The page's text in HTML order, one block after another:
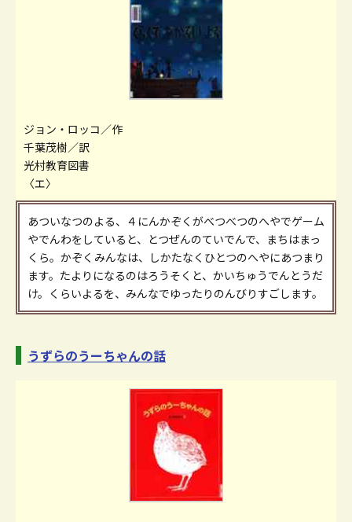
ジョン・ロッコ／作
千葉茂樹／訳
光村教育図書
〈エ〉
あついなつのよる、４にんかぞくがべつべつのへやでゲーム
やでんわをしていると、とつぜんのていでんで、まちはまっ
くら。かぞくみんなは、しかたなくひとつのへやにあつまり
ます。たよりになるのはろうそくと、かいちゅうでんとうだ
け。くらいよるを、みんなでゆったりのんびりすごします。
うずらのうーちゃんの話